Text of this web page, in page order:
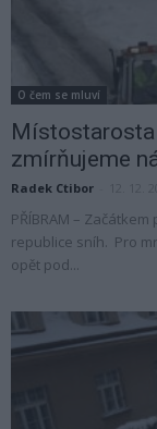
O čem se mluví
Místostarosta
zmírňujeme
Radek Ctibor
PŘÍBRAM –
republice sníh. Pro
opět pod...